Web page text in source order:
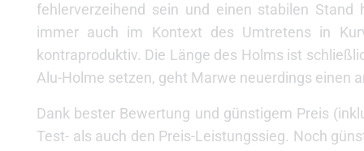
fehlerverzeihend sein und einen stabilen
immer auch im Kontext des Umtretens in
kontraproduktiv. Die Länge des Holms ist
Alu-Holme setzen, geht Marwe neuerdings einen
Dank bester Bewertung und günstigem Preis
Test- als auch den Preis-Leistungssieg. Noch